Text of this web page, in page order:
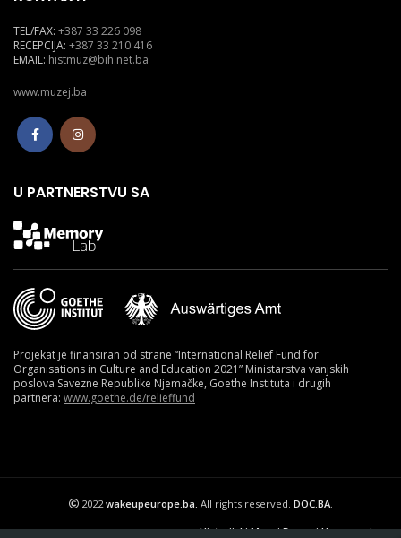
TEL/FAX: +387 33 226 098
RECEPCIJA: +387 33 210 416
EMAIL: histmuz@bih.net.ba
www.muzej.ba
U PARTNERSTVU SA
Projekat je finansiran od strane “International Relief Fund for
Organisations in Culture and Education 2021” Ministarstva vanjskih
poslova Savezne Republike Njemačke, Goethe Instituta i drugih
partnera: www.goethe.de/relieffund
2022wakeupeurope.ba. All rights reserved. DOC.BA.
Historijski Muzej Bosne i Hercegovine.